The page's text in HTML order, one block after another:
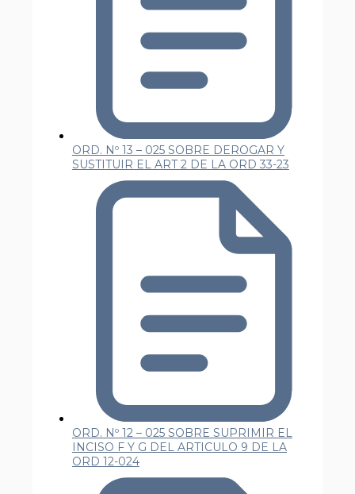
ORD. Nº 13 – 025 SOBRE DEROGAR Y
SUSTITUIR EL ART 2 DE LA ORD 33-23
ORD. Nº 12 – 025 SOBRE SUPRIMIR EL
INCISO F Y G DEL ARTICULO 9 DE LA
ORD 12-024